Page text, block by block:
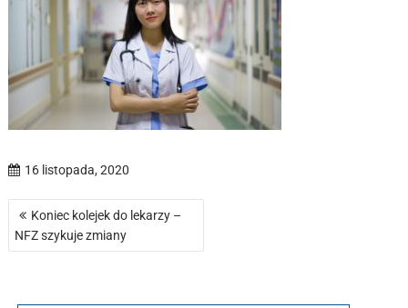
16 listopada, 2020
Nawigacja
wpisu
Koniec kolejek do lekarzy –
NFZ szykuje zmiany